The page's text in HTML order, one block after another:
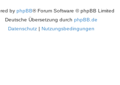
by phpBB® Forum Software © phpBB Limited
Deutsche Übersetzung durch phpBB.de
Datenschutz| Nutzungsbedingungen